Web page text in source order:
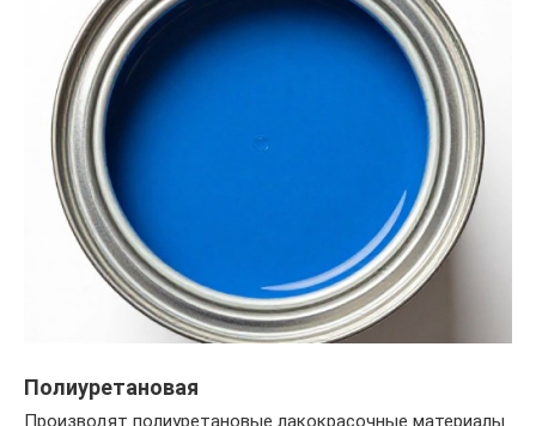
Полиуретановая